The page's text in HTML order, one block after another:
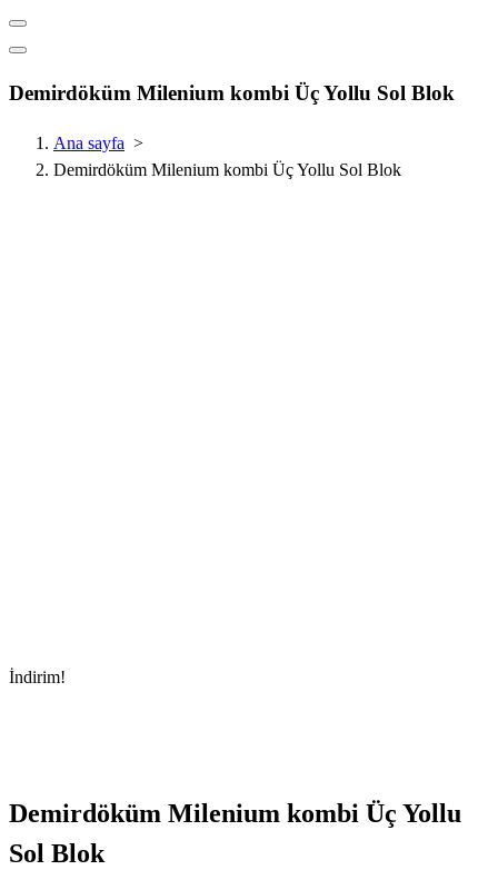
Demirdöküm Milenium kombi Üç Yollu Sol Blok
Ana sayfa >
Demirdöküm Milenium kombi Üç Yollu Sol Blok
İndirim!
Demirdöküm Milenium kombi Üç Yollu
Sol Blok